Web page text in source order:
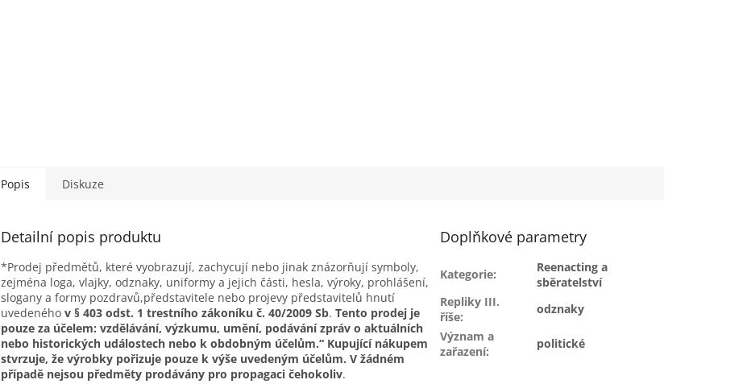
Popis Diskuze
Detailní popis produktu
*Prodej předmětů, které vyobrazují, zachycují nebo jinak znázorňují symboly,
zejména loga, vlajky, odznaky, uniformy a jejich části, hesla, výroky, prohlášení,
slogany a formy pozdravů,představitele nebo projevy představitelů hnutí
uvedeného v § 403 odst. 1 trestního zákoníku č. 40/2009 Sb. Tento prodej je
pouze za účelem: vzdělávání, výzkumu, umění, podávání zpráv o aktuálních
nebo historických událostech nebo k obdobným účelům.“ Kupující nákupem
stvrzuje, že výrobky pořizuje pouze k výše uvedeným účelům. V žádném
případě nejsou předměty prodávány pro propagaci čehokoliv.
Doplňkové parametry
Kategorie:
Reenacting a
sběratelství
Repliky III.
říše:
odznaky
Význam a
zařazení:
politické